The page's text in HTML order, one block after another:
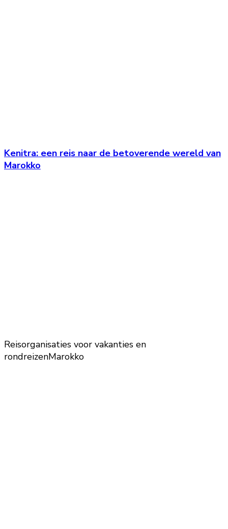
Kenitra: een reis naar de betoverende wereld van
Marokko
Reisorganisaties voor vakanties en
rondreizenMarokko